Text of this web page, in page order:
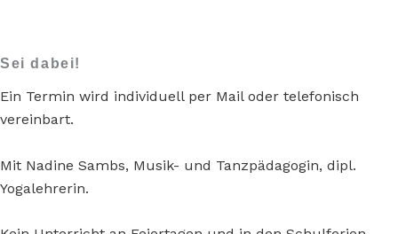
Sei dabei!
Ein Termin wird individuell per Mail oder telefonisch
vereinbart.
Mit Nadine Sambs, Musik- und Tanzpädagogin, dipl.
Yogalehrerin.